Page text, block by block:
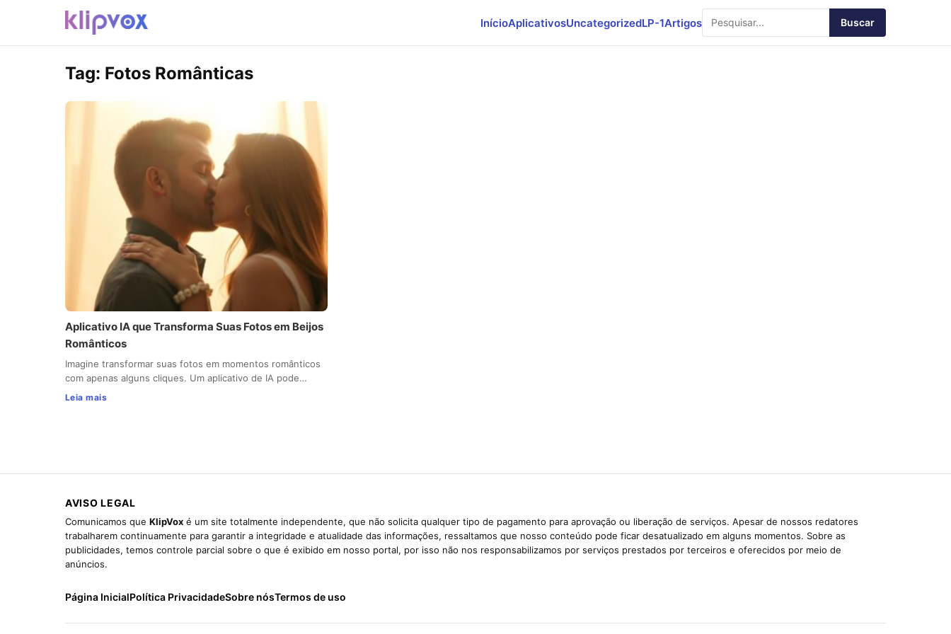
InícioAplicativosUncategorizedLP-1Artigos Buscar
Tag: Fotos Românticas
Aplicativo IA que Transforma Suas Fotos em Beijos
Românticos
Imagine transformar suas fotos em momentos românticos
com apenas alguns cliques. Um aplicativo de IA pode…
Leia mais
AVISO LEGAL
Comunicamos que KlipVox é um site totalmente independente, que não solicita qualquer tipo de pagamento para aprovação ou liberação de serviços. Apesar de nossos redatores
trabalharem continuamente para garantir a integridade e atualidade das informações, ressaltamos que nosso conteúdo pode ficar desatualizado em alguns momentos. Sobre as
publicidades, temos controle parcial sobre o que é exibido em nosso portal, por isso não nos responsabilizamos por serviços prestados por terceiros e oferecidos por meio de
anúncios.
Página InicialPolítica PrivacidadeSobre nósTermos de uso